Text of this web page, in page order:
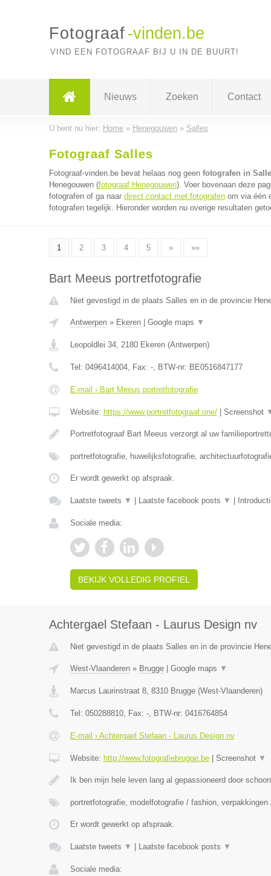
Fotograaf -vinden.be
VIND EEN FOTOGRAAF BIJ U IN DE BUURT!
Nieuws Zoeken Contact
U bent nu hier: Home» Henegouwen» Salles
Fotograaf Salles
Fotograaf-vinden.be bevat helaas nog geen fotografen in
Henegouwen (fotograaf Henegouwen). Voer bovenaan deze
fotografen of ga naar direct contact met fotografenom via één
fotografen tegelijk. Hieronder worden nu overige resultaten
1 2 3 4 5 » »»
Bart Meeus portretfotografie
Niet gevestigd in de plaats Salles en in de provincie
Antwerpen» Ekeren| Google maps ▼
Leopoldlei 34, 2180 Ekeren(Antwerpen)
Tel: 0496414004, Fax: -, BTW-nr: BE0516847177
E-mail › Bart Meeus portretfotografie
Website: https://www.portretfotograaf.one/| Screenshot
Portretfotograaf Bart Meeus verzorgt al uw
portretfotografie, huwelijksfotografie,
Er wordt gewerkt op afspraak.
Laatste tweets ▼ Laatste facebook posts ▼
Sociale media:
BEKIJK VOLLEDIG PROFIEL
Achtergael Stefaan - Laurus Design nv
Niet gevestigd in de plaats Salles en in de provincie
West-Vlaanderen» Brugge| Google maps ▼
Marcus Laurinstraat 8, 8310 Brugge(West-Vlaanderen)
Tel: 050288810, Fax: -, BTW-nr: 0416764854
E-mail › Achtergael Stefaan - Laurus Design nv
Website: http://www.fotografiebrugge.be| Screenshot ▼
Ik ben mijn hele leven lang al gepassioneerd door
portretfotografie, modelfotografie / fashion,
Er wordt gewerkt op afspraak.
Laatste tweets ▼ Laatste facebook posts ▼
Sociale media: